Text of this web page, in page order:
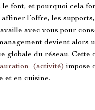
font, et pourquoi cela
affiner l’offre, les
avec vous pour
devient alors
globale du réseau. Cette
impose
et en cuisine.